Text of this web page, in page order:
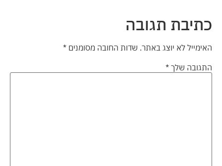
כתיבת תגובה
האימייל לא יוצג באתר. שדות החובה מסומנים *
התגובה שלך *